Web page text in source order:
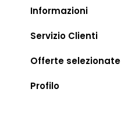
Informazioni
Servizio Clienti
Offerte selezionate
Profilo